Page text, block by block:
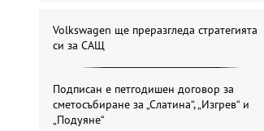
Volkswagen ще преразгледа стратегията
си за САЩ
Подписан е петгодишен договор за
сметосъбиране за „Слатина“, „Изгрев“ и
„Подуяне“